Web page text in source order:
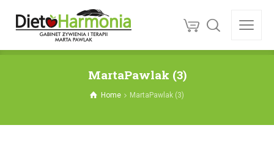
MartaPawlak (3)
Home MartaPawlak (3)